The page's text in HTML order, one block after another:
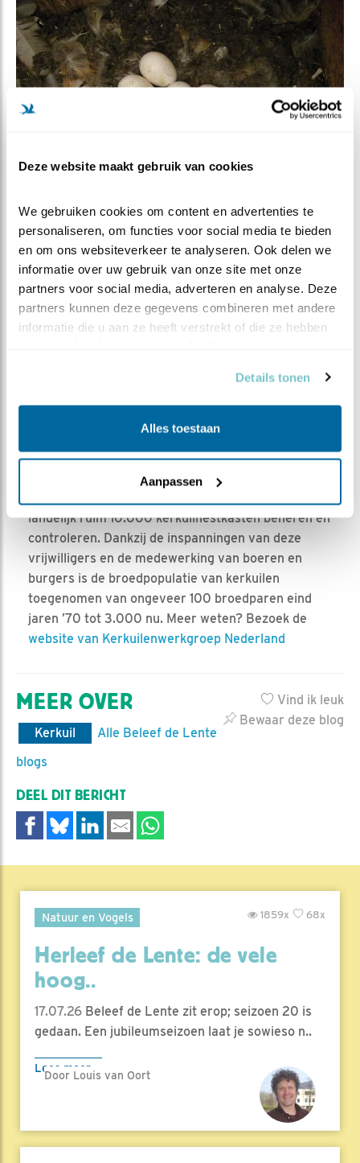
Deze website maakt gebruik van cookies
We gebruiken cookies om content en advertenties te
personaliseren, om functies voor social media te bieden
en om ons websiteverkeer te analyseren. Ook delen we
informatie over uw gebruik van onze site met onze
partners voor social media, adverteren en analyse. Deze
partners kunnen deze gegevens combineren met andere
informatie die u aan ze heeft verstrekt of die ze hebben
Details tonen
Alles toestaan
Aanpassen
Foto André Eijkenaar
De stichting Kerkuilenwerkgroep heeft tot doel het
nestkasten en het verzamelen en registreren van
gegevens’. De stichting is een overkoepelende
landelijke organisatie met ongeveer 1.000
landelijk ruim 10.000 kerkuilnestkasten beheren en
controleren. Dankzij de inspanningen van deze
vrijwilligers en de medewerking van boeren en
burgers is de broedpopulatie van kerkuilen
toegenomen van ongeveer 100 broedparen eind
jaren ’70 tot 3.000 nu. Meer weten? Bezoek de
website van Kerkuilenwerkgroep Nederland
Vind ik leuk
Bewaar deze blog
MEER OVER
Kerkuil
Alle Beleef de Lente
blogs
DEEL DIT BERICHT
Natuur en Vogels 68x
1859x
Herleef de Lente: de vele
hoog..
17.07.26 Beleef de Lente zit erop; seizoen 20 is
gedaan. Een jubileumseizoen laat je sowieso n..
Lees meer
Door Louis van Oort